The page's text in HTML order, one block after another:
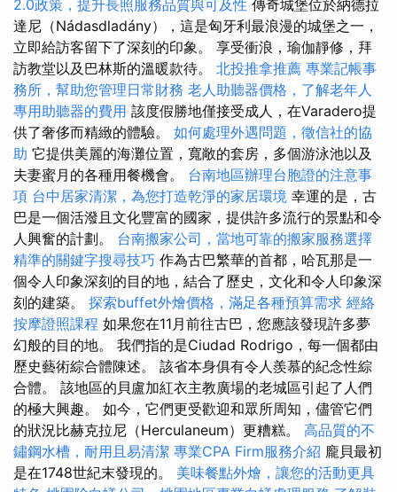
2.0政策，提升長照服務品質與可及性 傳奇城堡位於納德拉
達尼（Nádasdladány），這是匈牙利最浪漫的城堡之一，
立即給訪客留下了深刻的印象。 享受衝浪，瑜伽靜修，拜
訪教堂以及巴林斯的溫暖款待。 北投推拿推薦 專業記帳事
務所，幫助您管理日常財務 老人助聽器價格，了解老年人
專用助聽器的費用 該度假勝地僅接受成人，在Varadero提
供了奢侈而精緻的體驗。 如何處理外遇問題，徵信社的協
助 它提供美麗的海灘位置，寬敞的套房，多個游泳池以及
夫妻蜜月的各種用餐機會。 台南地區辦理台胞證的注意事
項 台中居家清潔，為您打造乾淨的家居環境 幸運的是，古
巴是一個活潑且文化豐富的國家，提供許多流行的景點和令
人興奮的計劃。 台南搬家公司，當地可靠的搬家服務選擇
精準的關鍵字搜尋技巧 作為古巴繁華的首都，哈瓦那是一
個令人印象深刻的目的地，結合了歷史，文化和令人印象深
刻的建築。 探索buffet外燴價格，滿足各種預算需求 經絡
按摩證照課程 如果您在11月前往古巴，您應該發現許多夢
幻般的目的地。 我們指的是Ciudad Rodrigo，每一個都由
歷史藝術綜合體陳述。 該省本身俱有令人羨慕的紀念性綜
合體。 該地區的貝盧加紅衣主教廣場的老城區引起了人們
的極大興趣。 如今，它們更受歡迎和眾所周知，儘管它們
的狀況比赫克拉尼（Herculaneum）更糟糕。 高品質的不
鏽鋼水槽，耐用且易清潔 專業CPA Firm服務介紹 龐貝最初
是在1748世紀末發現的。 美味餐點外燴，讓您的活動更具